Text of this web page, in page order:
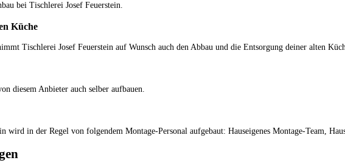
bei Tischlerei Josef Feuerstein.
Küche
Tischlerei Josef Feuerstein auf Wunsch auch den Abbau und die Entsorgung deiner alten
diesem Anbieter auch selber aufbauen.
wird in der Regel von folgendem Montage-Personal aufgebaut: Hauseigenes Montage-Team,